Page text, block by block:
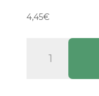
4,45€
Mahou